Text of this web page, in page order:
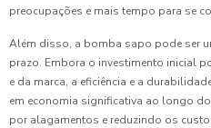
preocupações e mais tempo para se
Além disso, a bomba sapo pode ser
prazo. Embora o investimento inicial
e da marca, a eficiência e a
em economia significativa ao longo
por alagamentos e reduzindo os